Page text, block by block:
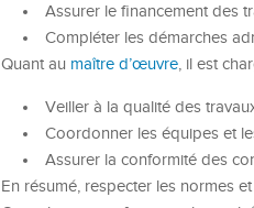
Assurer le financement des
Compléter les démarches
Quant au maître d’œuvre, il est
Veiller à la qualité des
Coordonner les équipes et
Assurer la conformité des
En résumé, respecter les normes